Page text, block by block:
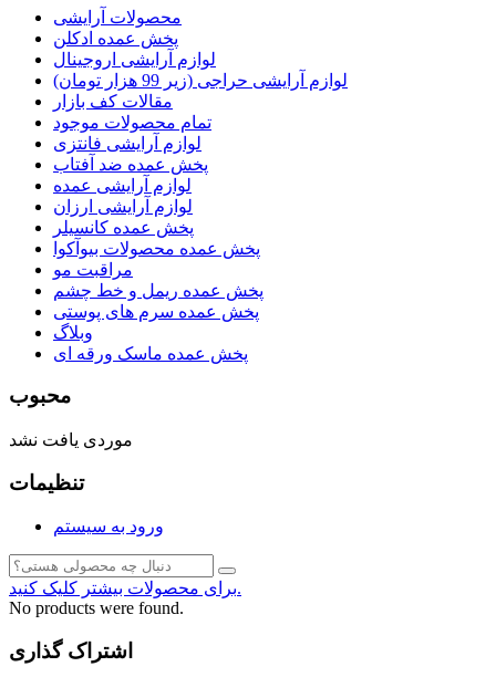
محصولات آرایشی
پخش عمده ادکلن
لوازم آرایشی اروجینال
لوازم آرایشی حراجی (زیر 99 هزار تومان)
مقالات کف بازار
تمام محصولات موجود
لوازم آرایشی فانتزی
پخش عمده ضد آفتاب
لوازم آرایشی عمده
لوازم آرایشی ارزان
پخش عمده کانسیلر
پخش عمده محصولات بیوآکوا
مراقبت مو
پخش عمده ریمل و خط چشم
پخش عمده سرم های پوستی
وبلاگ
پخش عمده ماسک ورقه ای
محبوب
موردی یافت نشد
تنظیمات
ورود به سیستم
برای محصولات بیشتر کلیک کنید.
No products were found.
اشتراک گذاری